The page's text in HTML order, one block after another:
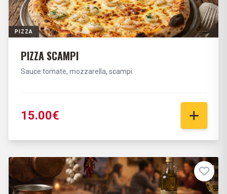
PIZZA
PIZZA SCAMPI
Sauce tomate, mozzarella, scampi.
15.00€